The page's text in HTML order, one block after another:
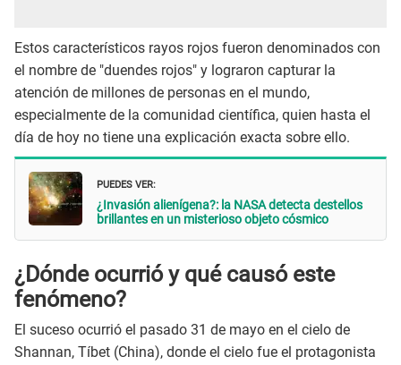
Estos característicos rayos rojos fueron denominados con
el nombre de "duendes rojos" y lograron capturar la
atención de millones de personas en el mundo,
especialmente de la comunidad científica, quien hasta el
día de hoy no tiene una explicación exacta sobre ello.
PUEDES VER:
¿Invasión alienígena?: la NASA detecta destellos
brillantes en un misterioso objeto cósmico
¿Dónde ocurrió y qué causó este
fenómeno?
El suceso ocurrió el pasado 31 de mayo en el cielo de
Shannan, Tíbet (China), donde el cielo fue el protagonista